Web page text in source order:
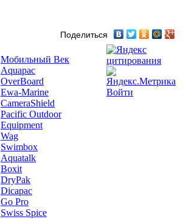
Поделиться
Мобильный Век
Aquapac
OverBoard
Ewa-Marine
CameraShield
Pacific Outdoor
Equipment
Wag
Swimbox
Aquatalk
Boxit
DryPak
Dicapac
Go Pro
Swiss Spice
Войти